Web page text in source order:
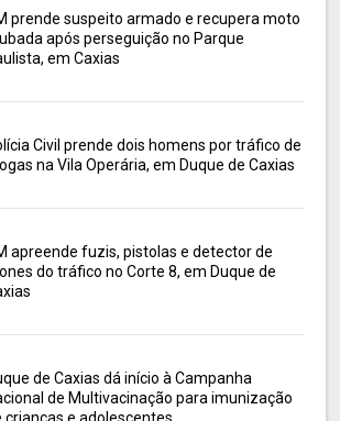
prende suspeito armado e recupera moto
após perseguição no Parque
em Caxias
Civil prende dois homens por tráfico de
na Vila Operária, em Duque de Caxias
apreende fuzis, pistolas e detector de
do tráfico no Corte 8, em Duque de
de Caxias dá início à Campanha
de Multivacinação para imunização
crianças e adolescentes